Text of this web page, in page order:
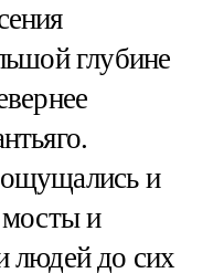
глубине
и
мосты и
людей до сих